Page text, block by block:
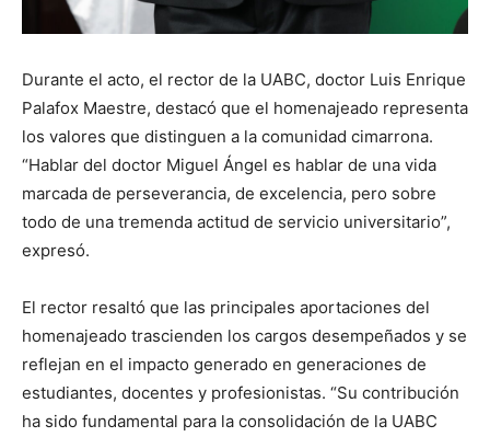
Durante el acto, el rector de la UABC, doctor Luis Enrique
Palafox Maestre, destacó que el homenajeado representa
los valores que distinguen a la comunidad cimarrona.
“Hablar del doctor Miguel Ángel es hablar de una vida
marcada de perseverancia, de excelencia, pero sobre
todo de una tremenda actitud de servicio universitario”,
expresó.
El rector resaltó que las principales aportaciones del
homenajeado trascienden los cargos desempeñados y se
reflejan en el impacto generado en generaciones de
estudiantes, docentes y profesionistas. “Su contribución
ha sido fundamental para la consolidación de la UABC